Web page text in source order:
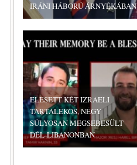
IRÁNI HÁBORÚ ÁRNYÉKÁBAN
ELESETT KÉT IZRAELI
TARTALÉKOS, NÉGY
SÚLYOSAN MEGSEBESÜLT
DÉL-LIBANONBAN